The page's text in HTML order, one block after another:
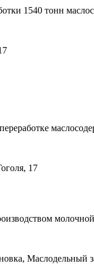
1540 тонн
17
Маслодельный